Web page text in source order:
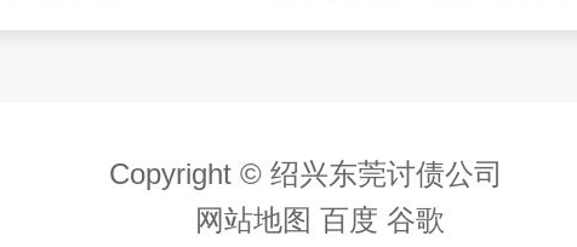
Copyright © 绍兴东莞讨债公司
网站地图 百度 谷歌